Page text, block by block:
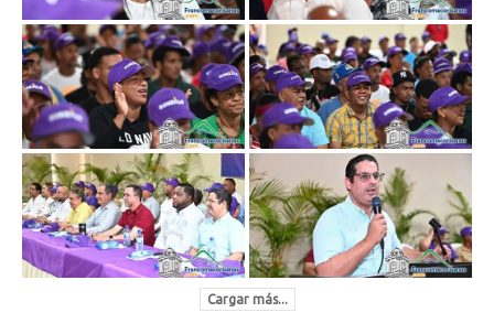
Cargar más...